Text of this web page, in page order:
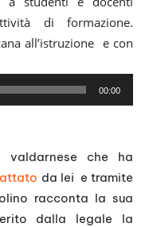
di formazione.
all’istruzione e con
00:00
valdarnese che ha
da lei e tramite
racconta la sua
dalla legale la